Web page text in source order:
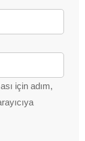
için adım,